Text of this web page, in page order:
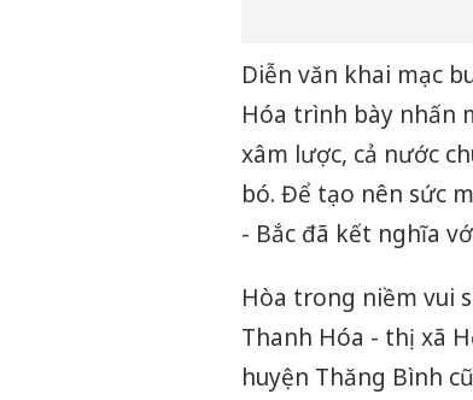
Diễn văn khai mạc
Hóa trình bày nhấn
xâm lược, cả nước
bó. Để tạo nên sức
- Bắc đã kết nghĩa
Hòa trong niềm vui
Thanh Hóa - thị xã
huyện Thăng Bình